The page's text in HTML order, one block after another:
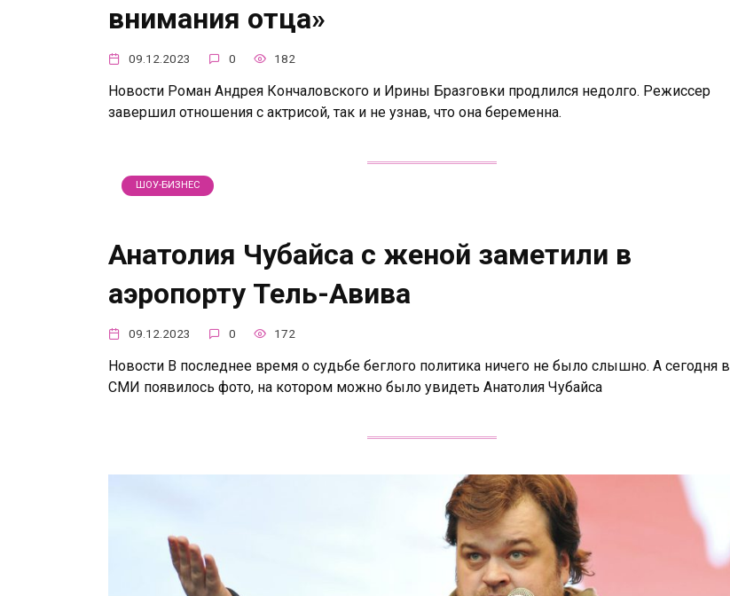
внимания отца»
09.12.2023 0 182
Новости Роман Андрея Кончаловского и Ирины Бразговки продлился недолго. Режиссер
завершил отношения с актрисой, так и не узнав, что она беременна.
ШОУ-БИЗНЕС
Анатолия Чубайса с женой заметили в
аэропорту Тель-Авива
09.12.2023 0 172
Новости В последнее время о судьбе беглого политика ничего не было слышно. А сегодня в
СМИ появилось фото, на котором можно было увидеть Анатолия Чубайса